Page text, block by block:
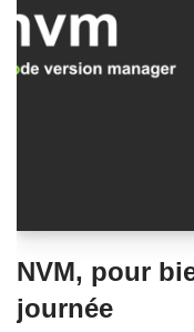
NVM, pour
journée